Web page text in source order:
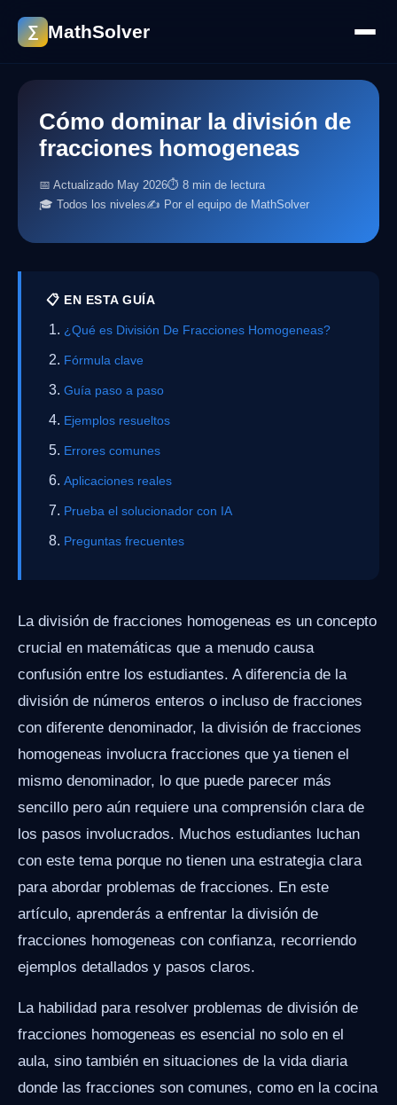
∑ MathSolver
Cómo dominar la división de
fracciones homogeneas
📅 Actualizado May 2026⏱ 8 min de lectura
🎓 Todos los niveles✍️ Por el equipo de MathSolver
📋 EN ESTA GUÍA
¿Qué es División De Fracciones Homogeneas?
Fórmula clave
Guía paso a paso
Ejemplos resueltos
Errores comunes
Aplicaciones reales
Prueba el solucionador con IA
Preguntas frecuentes
La división de fracciones homogeneas es un concepto
crucial en matemáticas que a menudo causa
confusión entre los estudiantes. A diferencia de la
división de números enteros o incluso de fracciones
con diferente denominador, la división de fracciones
homogeneas involucra fracciones que ya tienen el
mismo denominador, lo que puede parecer más
sencillo pero aún requiere una comprensión clara de
los pasos involucrados. Muchos estudiantes luchan
con este tema porque no tienen una estrategia clara
para abordar problemas de fracciones. En este
artículo, aprenderás a enfrentar la división de
fracciones homogeneas con confianza, recorriendo
ejemplos detallados y pasos claros.
La habilidad para resolver problemas de división de
fracciones homogeneas es esencial no solo en el
aula, sino también en situaciones de la vida diaria
donde las fracciones son comunes, como en la cocina